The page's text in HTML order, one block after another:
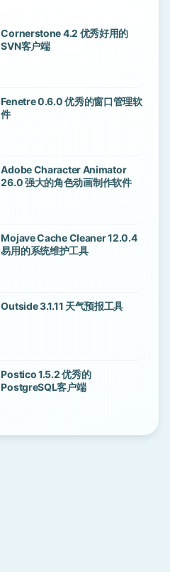
Cornerstone 4.2 优秀好用的
SVN客户端
Fenetre 0.6.0 优秀的窗口管理软
件
Adobe Character Animator
26.0 强大的角色动画制作软件
Mojave Cache Cleaner 12.0.4
易用的系统维护工具
Outside 3.1.11 天气预报工具
Postico 1.5.2 优秀的
PostgreSQL客户端